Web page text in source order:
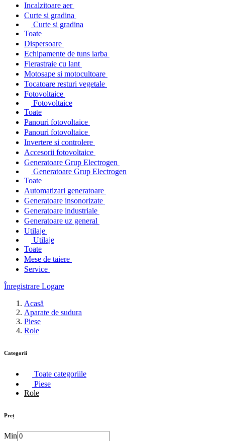
Incalzitoare aer
Curte si gradina
Curte si gradina
Toate
Dispersoare
Echipamente de tuns iarba
Fierastraie cu lant
Motosape si motocultoare
Tocatoare resturi vegetale
Fotovoltaice
Fotovoltaice
Toate
Panouri fotovoltaice
Panouri fotovoltaice
Invertere si controlere
Accesorii fotovoltaice
Generatoare Grup Electrogen
Generatoare Grup Electrogen
Toate
Automatizari generatoare
Generatoare insonorizate
Generatoare industriale
Generatoare uz general
Utilaje
Utilaje
Toate
Mese de taiere
Service
Înregistrare Logare
Acasă
Aparate de sudura
Piese
Role
Categorii
Toate categoriile
Piese
Role
Preț
Min